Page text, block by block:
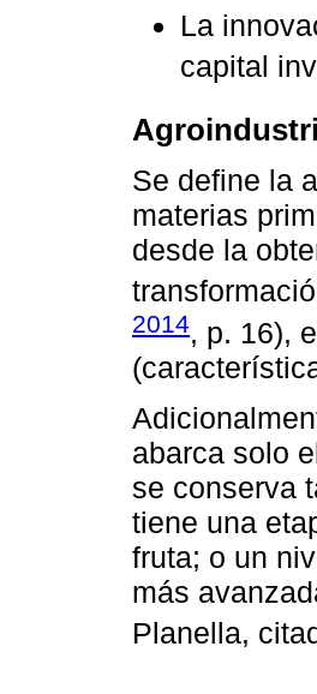
La
capital
Se define la
materias
desde la
2014, p. 16),
abarca solo
se conserva
tiene una
fruta; o un
más
Planella,